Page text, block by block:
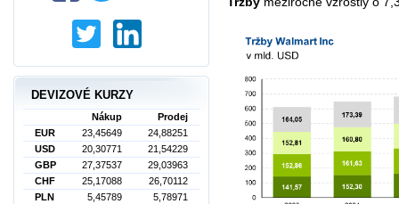
DEVIZOVÉ KURZY
Nákup
Prodej
EUR
23,45649
24,88251
USD
20,30771
21,54229
GBP
27,37537
29,03963
CHF
25,17088
26,70112
PLN
5,45789 5,78971